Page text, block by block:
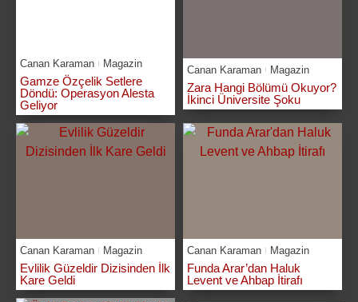
Canan Karaman Magazin
Gamze Özçelik Setlere
Döndü: Operasyon Alesta
Geliyor
Canan Karaman Magazin
Zara Hangi Bölümü Okuyor?
İkinci Üniversite Şoku
Canan Karaman Magazin
Evlilik Güzeldir Dizisinden İlk
Kare Geldi
Canan Karaman Magazin
Funda Arar’dan Haluk
Levent ve Ahbap İtirafı